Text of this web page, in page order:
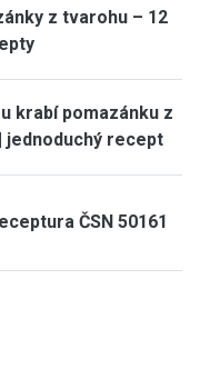
z tvarohu – 12
krabí pomazánku z
jednoduchý recept
ČSN 50161